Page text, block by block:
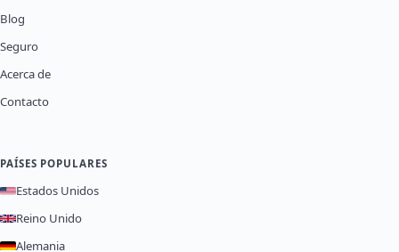
Blog
Seguro
Acerca de
Contacto
PAÍSES POPULARES
Estados Unidos
Reino Unido
Alemania